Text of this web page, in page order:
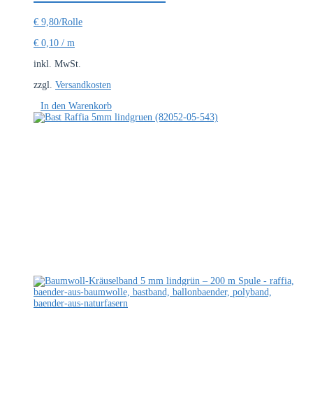
€ 9,80/Rolle
€ 0,10 / m
inkl. MwSt.
zzgl. Versandkosten
In den Warenkorb